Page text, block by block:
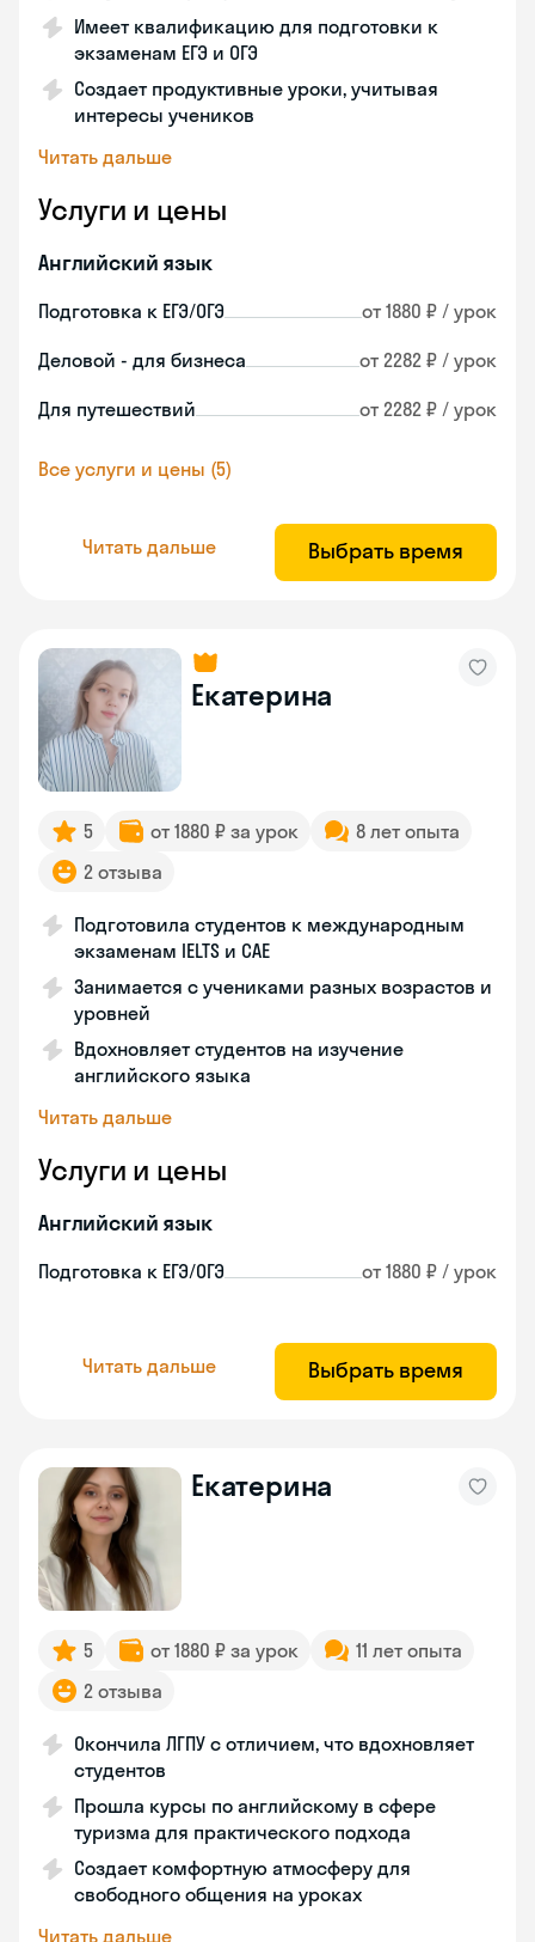
Имеет квалификацию для подготовки к
экзаменам ЕГЭ и ОГЭ
Создает продуктивные уроки, учитывая
интересы учеников
Читать дальше
Услуги и цены
Английский язык
Подготовка к ЕГЭ/ОГЭ от 1880 ₽ / урок
Деловой - для бизнеса от 2282 ₽ / урок
Для путешествий от 2282 ₽ / урок
Все услуги и цены (5)
Читать дальше Выбрать время
Екатерина
5 от 1880 ₽ за урок
8 лет опыта
2 отзыва
Подготовила студентов к международным
экзаменам IELTS и CAE
Занимается с учениками разных возрастов и
уровней
Вдохновляет студентов на изучение
английского языка
Читать дальше
Услуги и цены
Английский язык
Подготовка к ЕГЭ/ОГЭ от 1880 ₽ / урок
Читать дальше Выбрать время
Екатерина
5 от 1880 ₽ за урок
11 лет опыта
2 отзыва
Окончила ЛГПУ с отличием, что вдохновляет
студентов
Прошла курсы по английскому в сфере
туризма для практического подхода
Создает комфортную атмосферу для
свободного общения на уроках
Читать дальше